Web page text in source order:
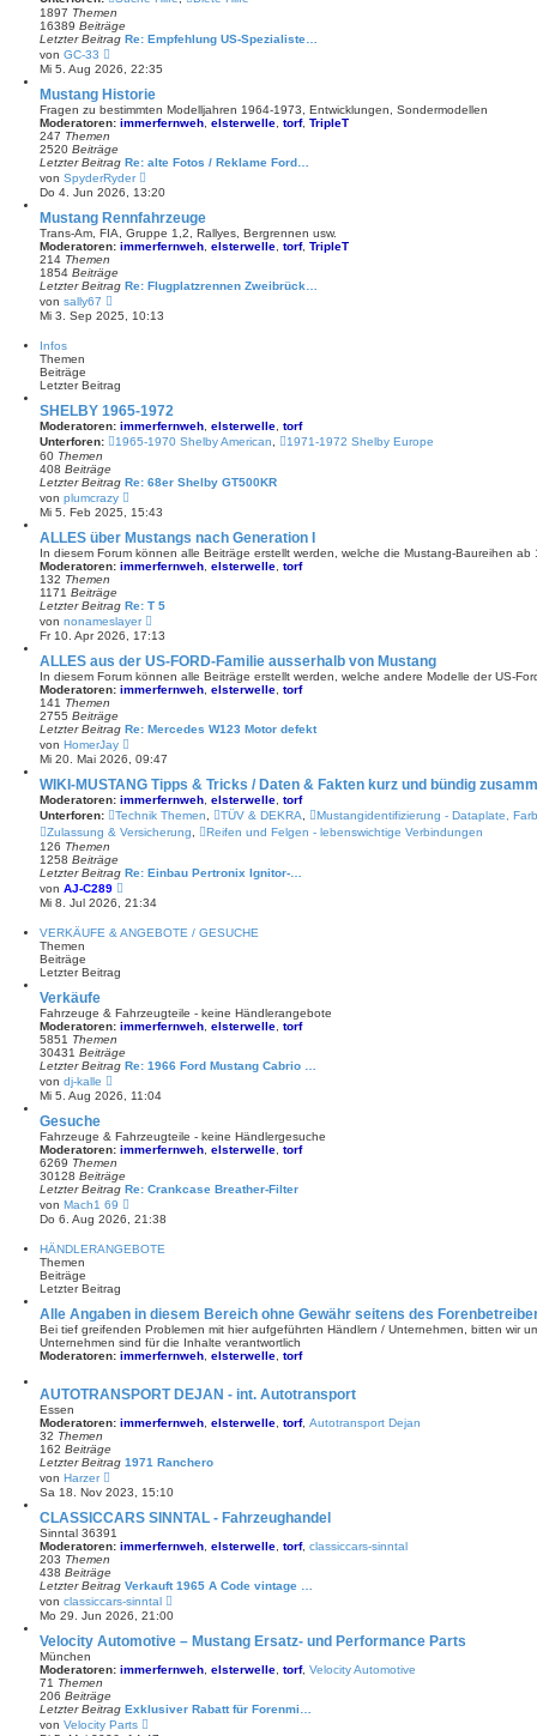
e
e
t
a
g
1897 Themen
16389 Beiträge
Letzter Beitrag Re: Empfehlung US-Spezialiste…
von GC-33
e
u
e
s
t
e
B
e
i
t
a
g
Mi 5. Aug 2026, 22:35
Mustang Historie
Fragen zu bestimmten Modelljahren 1964-1973, Entwicklungen, Sondermodellen
Moderatoren: immerfernweh elsterwelle torf, TripleT
247 Themen
2520 Beiträge
Letzter Beitrag Re: alte Fotos / Reklame Ford…
von SpyderRyder
e
u
e
s
t
e
B
e
t
Do 4. Jun 2026, 13:20
Mustang Rennfahrzeuge
Trans-Am, FIA, Gruppe 1,2, Rallyes, Bergrennen usw.
Moderatoren: immerfernweh elsterwelle torf, TripleT
214 Themen
1854 Beiträge
Letzter Beitrag Re: Flugplatzrennen Zweibrück…
von sally67
e
u
r
B
e
i
t
g
Mi 3. Sep 2025, 10:13
Infos
Themen
Beiträge
Letzter Beitrag
SHELBY 1965-1972
Moderatoren: immerfernweh elsterwelle torf
Unterforen:
1965-1970 Shelby American
1971-1972 Shelby Europe
60 Themen
408 Beiträge
Letzter Beitrag Re: 68er Shelby GT500KR
von plumcrazy
e
u
e
s
t
e
B
e
i
a
g
Mi 5. Feb 2025, 15:43
ALLES über Mustangs nach Generation I
In diesem Forum können alle Beiträge erstellt werden, welche die Mustang-Baureihen ab
Moderatoren: immerfernweh elsterwelle torf
132 Themen
1171 Beiträge
Letzter Beitrag Re: T 5
von nonameslayer
e
u
e
s
t
e
B
e
t
a
g
Fr 10. Apr 2026, 17:13
ALLES aus der US-FORD-Familie ausserhalb von Mustang
In diesem Forum können alle Beiträge erstellt werden, welche andere Modelle der US-
Moderatoren: immerfernweh elsterwelle torf
141 Themen
2755 Beiträge
Letzter Beitrag Re: Mercedes W123 Motor defekt
von HomerJay
u
e
s
t
e
r
i
r
Mi 20. Mai 2026, 09:47
WIKI-MUSTANG Tipps & Tricks / Daten & Fakten kurz und bündig
Moderatoren: immerfernweh elsterwelle torf
Unterforen:
Technik Themen TÜV & DEKRA
Mustangidentifizierung - Dataplate,
Zulassung & Versicherung
Reifen und Felgen - lebenswichtige Verbindungen
126 Themen
1258 Beiträge
Letzter Beitrag Re: Einbau Pertronix Ignitor-…
von AJ-C289
e
u
s
i
t
a
g
Mi 8. Jul 2026, 21:34
VERKÄUFE & ANGEBOTE / GESUCHE
Themen
Beiträge
Letzter Beitrag
Verkäufe
Fahrzeuge & Fahrzeugteile - keine Händlerangebote
Moderatoren: immerfernweh elsterwelle torf
5851 Themen
30431 Beiträge
Letzter Beitrag Re: 1966 Ford Mustang Cabrio …
von dj-kalle
e
u
s
e
r
B
e
i
t
a
Mi 5. Aug 2026, 11:04
Gesuche
Fahrzeuge & Fahrzeugteile - keine Händlergesuche
Moderatoren: immerfernweh elsterwelle torf
6269 Themen
30128 Beiträge
Letzter Beitrag Re: Crankcase Breather-Filter
von Mach1 69
e
u
s
B
e
i
t
r
Do 6. Aug 2026, 21:38
HÄNDLERANGEBOTE
Themen
Beiträge
Letzter Beitrag
Alle Angaben in diesem Bereich ohne Gewähr seitens des
Bei tief greifenden Problemen mit hier aufgeführten Händlern / Unternehmen, bitten wir
Unternehmen sind für die Inhalte verantwortlich
Moderatoren: immerfernweh elsterwelle torf
AUTOTRANSPORT DEJAN - int. Autotransport
Essen
Moderatoren: immerfernweh elsterwelle torf, Autotransport Dejan
32 Themen
162 Beiträge
Letzter Beitrag 1971 Ranchero
von Harzer
e
u
e
s
t
e
B
e
i
t
a
Sa 18. Nov 2023, 15:10
CLASSICCARS SINNTAL - Fahrzeughandel
Sinntal 36391
Moderatoren: immerfernweh elsterwelle torf, classiccars-sinntal
203 Themen
438 Beiträge
Letzter Beitrag Verkauft 1965 A Code vintage …
von classiccars-sinntal
e
u
e
s
e
e
Mo 29. Jun 2026, 21:00
Velocity Automotive – Mustang Ersatz- und Performance Parts
München
Moderatoren: immerfernweh elsterwelle torf, Velocity Automotive
71 Themen
206 Beiträge
Letzter Beitrag Exklusiver Rabatt für Forenmi…
von Velocity Parts